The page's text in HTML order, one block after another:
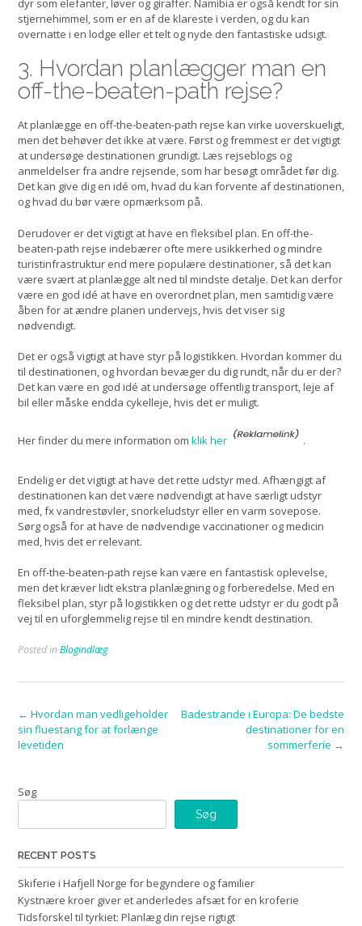
dyr som elefanter, løver og giraffer. Namibia er også kendt for sin
stjernehimmel, som er en af de klareste i verden, og du kan
overnatte i en lodge eller et telt og nyde den fantastiske udsigt.
3. Hvordan planlægger man en
off-the-beaten-path rejse?
At planlægge en off-the-beaten-path rejse kan virke uoverskueligt,
men det behøver det ikke at være. Først og fremmest er det vigtigt
at undersøge destinationen grundigt. Læs rejseblogs og
anmeldelser fra andre rejsende, som har besøgt området før dig.
Det kan give dig en idé om, hvad du kan forvente af destinationen,
og hvad du bør være opmærksom på.
Derudover er det vigtigt at have en fleksibel plan. En off-the-
beaten-path rejse indebærer ofte mere usikkerhed og mindre
turistinfrastruktur end mere populære destinationer, så det kan
være svært at planlægge alt ned til mindste detalje. Det kan derfor
være en god idé at have en overordnet plan, men samtidig være
åben for at ændre planen undervejs, hvis det viser sig
nødvendigt.
Det er også vigtigt at have styr på logistikken. Hvordan kommer du
til destinationen, og hvordan bevæger du dig rundt, når du er der?
Det kan være en god idé at undersøge offentlig transport, leje af
bil eller måske endda cykelleje, hvis det er muligt.
Her finder du mere information om klik her .
Endelig er det vigtigt at have det rette udstyr med. Afhængigt af
destinationen kan det være nødvendigt at have særligt udstyr
med, fx vandrestøvler, snorkeludstyr eller en varm sovepose.
Sørg også for at have de nødvendige vaccinationer og medicin
med, hvis det er relevant.
En off-the-beaten-path rejse kan være en fantastisk oplevelse,
men det kræver lidt ekstra planlægning og forberedelse. Med en
fleksibel plan, styr på logistikken og det rette udstyr er du godt på
vej til en uforglemmelig rejse til en mindre kendt destination.
Posted inBlogindlæg
Post
navigation
← Hvordan man vedligeholder
sin fluestang for at forlænge
levetiden
Badestrande i Europa: De bedste
destinationer for en
sommerferie →
Søg
Søg
RECENT POSTS
Skiferie i Hafjell Norge for begyndere og familier
Kystnære kroer giver et anderledes afsæt for en kroferie
Tidsforskel til tyrkiet: Planlæg din rejse rigtigt